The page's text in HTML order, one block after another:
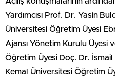
Yardımcısı Prof. Dr. Yasin
Üniversitesi Öğretim Üyesi
Ajansı Yönetim Kurulu Üyesi
Öğretim Üyesi Doç. Dr.
Kemal Üniversitesi Öğretim